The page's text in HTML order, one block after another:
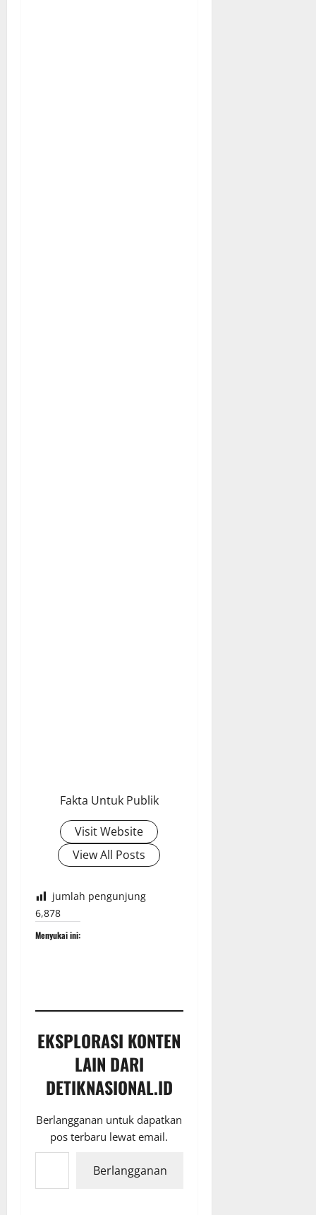
Fakta Untuk Publik
Visit Website
View All Posts
jumlah pengunjung
6,878
Menyukai ini:
EKSPLORASI KONTEN
LAIN DARI
DETIKNASIONAL.ID
Berlangganan untuk dapatkan
pos terbaru lewat email.
Ketikkan email Anda...
Berlangganan